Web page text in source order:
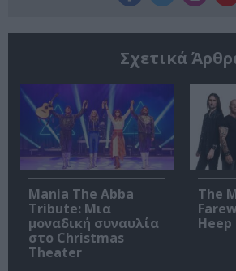
Σχετικά
Mania The Abba
Tribute: Μια
μοναδική συναυλία
στο Christmas
Theater
The
Heep